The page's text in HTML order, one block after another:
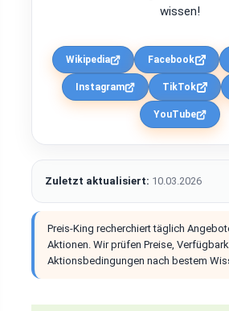
wissen!
Wikipedia Facebook
Instagram TikTok
YouTube
Zuletzt aktualisiert: 10.03.2026
Preis-King recherchiert täglich
Aktionen. Wir prüfen Preise,
Aktionsbedingungen nach bestem